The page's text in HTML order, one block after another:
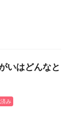
いはどんなと
み